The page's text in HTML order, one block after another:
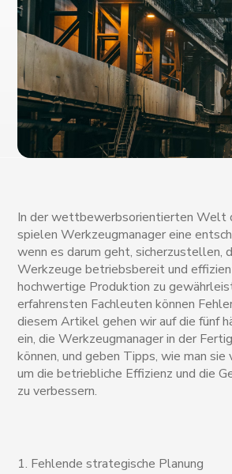
In der wettbewerbsorientierten Welt
spielen Werkzeugmanager eine
wenn es darum geht, sicherzustellen,
Werkzeuge betriebsbereit und
hochwertige Produktion zu
erfahrensten Fachleuten können
diesem Artikel gehen wir auf die fünf
ein, die Werkzeugmanager in der
können, und geben Tipps, wie man sie
um die betriebliche Effizienz und die
zu verbessern.
1. Fehlende strategische Planung